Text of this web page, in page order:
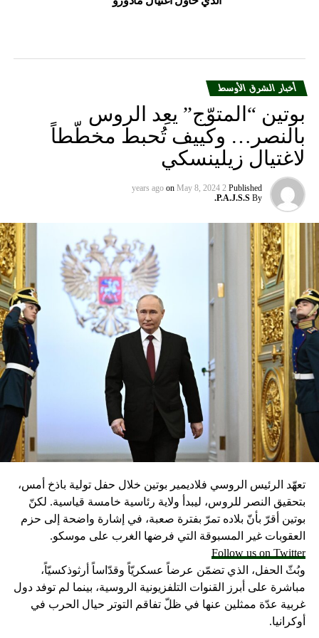
بوتين “المتوّج” يعِد الروس
لاغتيال زيلينسكي
Published
May 8, 2024
By
P.A.J.S.S.
تعهّد الرئيس الروسي فلاديمير بوتين خلال حفل تولية باذخ أمس،
بتحقيق النصر للروس، ليبدأ ولاية رئاسية خامسة قياسية. لكنّ
بوتين أقرّ بأنّ بلاده تمرّ بفترة صعبة، في إشارة واضحة إلى حزم
العقوبات غير المسبوقة التي فرضها الغرب على موسكو.
Follow us on Twitter
مباشرة على أبرز القنوات التلفزيونية الروسية، بينما لم توفد دول
غربية عدّة ممثلين عنها في ظلّ تفاقم التوتر حيال الحرب في
أوكرانيا.
وبعد تأديته اليمين، قال الرئيس «المتوّج»: «نحن متّحدون وأمة
عظيمة وسنتجاوز معاً كلّ العقبات ونُحقّق كلّ ما خطّطنا له ومعاً
سننتصر». وإذ أكد أن قواته ستنتصر في أوكرانيا مهما كان الثمن،
شدّد على أن بلاده ستخرج بـ»كرامة وستُصبح أقوى».
واعتبر «القيصر» من قاعة «سانت أندروز» في الكرملين، حيث